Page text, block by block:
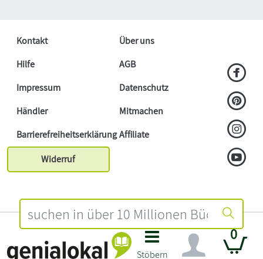
Stöbern
0
Kontakt
Über uns
Hilfe
AGB
Impressum
Datenschutz
Händler
Mitmachen
BarrierefreiheitserklärungAffiliate
Widerruf